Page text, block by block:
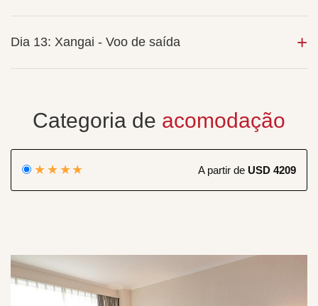
Dia 13: Xangai - Voo de saída
Categoria de acomodação
★★★★ A partir de USD 4209